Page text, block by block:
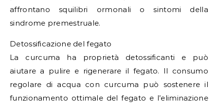
affrontano squilibri ormonali o sintomi della
sindrome premestruale.
Detossificazione del fegato
La curcuma ha proprietà detossificanti e può
aiutare a pulire e rigenerare il fegato. Il consumo
regolare di acqua con curcuma può sostenere il
funzionamento ottimale del fegato e l’eliminazione